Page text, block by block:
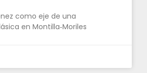
como eje de una
en Montilla‑Moriles